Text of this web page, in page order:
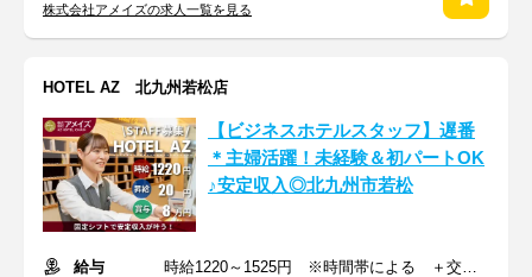
株式会社アメイズの求人一覧を見る
HOTEL AZ 北九州若松店
【ビジネスホテルスタッフ】遅番
＊主婦活躍！未経験＆初パートOK
♪安定収入◎北九州市若松
給与
時給1220～1525円 ※時間帯による ＋交通費(月上限1万8900円)